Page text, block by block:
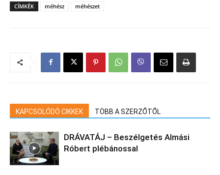
CÍMKÉK méhész méhészet
KAPCSOLÓDÓ CIKKEK TÖBB A SZERZŐTŐL
DRÁVATÁJ – Beszélgetés Almási
Róbert plébánossal